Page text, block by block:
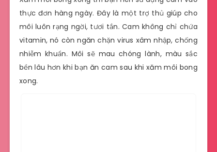
thực đơn hàng ngày. Đây là một trợ thủ giúp cho
môi luôn rạng ngời, tươi tắn. Cam không chỉ chứa
vitamin, nó còn ngăn chặn virus xâm nhập, chống
nhiễm khuẩn. Môi sẽ mau chóng lành, màu sắc
bền lâu hơn khi bạn ăn cam sau khi xăm môi bong
xong.